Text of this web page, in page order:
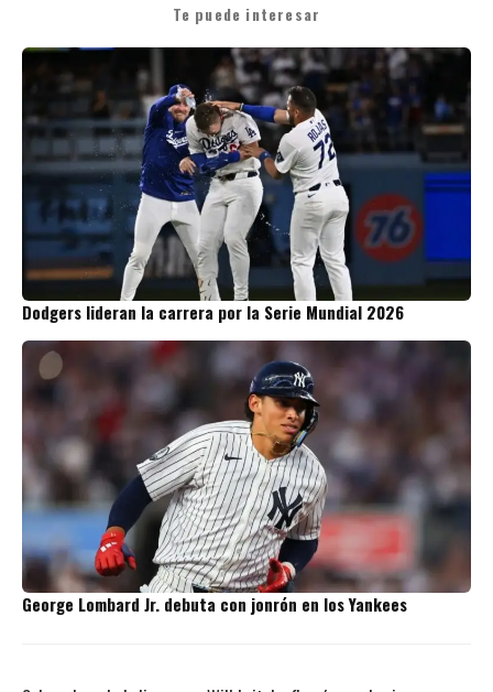
Te puede interesar
Dodgers lideran la carrera por la Serie Mundial 2026
George Lombard Jr. debuta con jonrón en los Yankees